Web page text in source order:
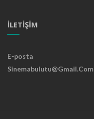
İLETIŞIM
E-posta
Sinemabulutu@gmail.com